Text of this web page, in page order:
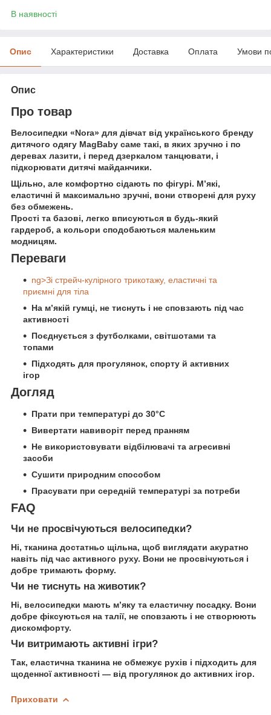
В наявності
Опис Характеристики Доставка Оплата Умови
Опис
Про товар
Велосипедки «Nora» для дівчат від українського бренду
дитячого одягу MagBaby саме такі, в яких зручно і по
деревах лазити, і перед дзеркалом танцювати, і
підкорювати дитячі майданчики.
Щільно, але комфортно сідають по фігурі. М’які,
еластичні й максимально зручні, вони створені для руху
без обмежень.
Прості та базові, легко вписуються в будь-який
гардероб, а кольори сподобаються маленьким
модницям.
Переваги
ng>Зі стрейч-кулірного трикотажу, еластичні та
приємні для тіла
На м’якій гумці, не тиснуть і не сповзають під час
активності
Поєднується з футболками, світшотами та
топами
Підходять для прогулянок, спорту й активних
ігор
Догляд
Прати при температурі до 30°C
Вивертати навиворіт перед пранням
Не використовувати відбілювачі та агресивні
засоби
Сушити природним способом
Прасувати при середній температурі за потреби
FAQ
Чи не просвічуються велосипедки?
Ні, тканина достатньо щільна, щоб виглядати акуратно
навіть під час активного руху. Вони не просвічуються і
добре тримають форму.
Чи не тиснуть на животик?
Ні, велосипедки мають м’яку та еластичну посадку. Вони
добре фіксуються на талії, не сповзають і не створюють
дискомфорту.
Чи витримають активні ігри?
Так, еластична тканина не обмежує рухів і підходить для
щоденної активності — від прогулянок до активних ігор.
Приховати